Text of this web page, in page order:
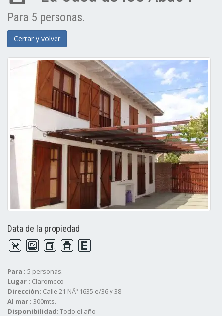
Para 5 personas.
Cerrar y volver
Data de la propiedad
Para : 5 personas.
Lugar : Claromeco
Dirección: Calle 21 NÂº 1635 e/36 y 38
Al mar : 300mts.
Disponibilidad: Todo el año